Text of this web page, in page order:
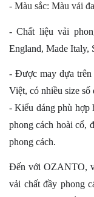
- Màu sắc: Màu vải
- Chất liệu vải
England, Made Italy,
- Được may dựa trên
Việt, có nhiều size
- Kiểu dáng phù hợp
phong cách hoài cổ,
phong cách.
Đến với OZANTO,
vải chất đầy phong